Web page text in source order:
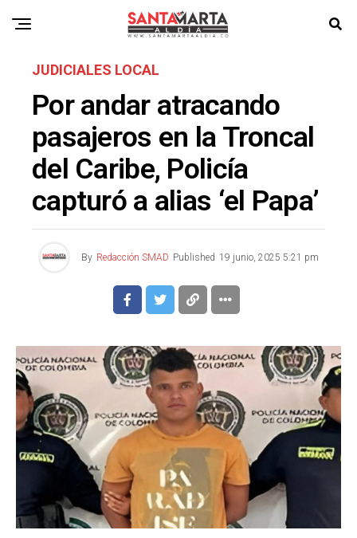
JUDICIALES LOCAL
Por andar atracando
pasajeros en la Troncal
del Caribe, Policía
capturó a alias ‘el Papa’
By Redacción SMAD Published 19 junio, 2025 5:21 pm